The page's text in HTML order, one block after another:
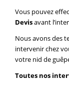
Vous pouvez
Devisavant
Nous avons des
intervenir chez
votre nid de
Toutes nos